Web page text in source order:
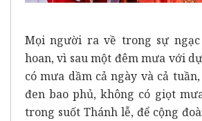
Mọi người ra về trong sự
hoan, vì sau một đêm mưa với
có mưa dầm cả ngày và cả
đen bao phủ, không có giọt
trong suốt Thánh lễ, để cộng